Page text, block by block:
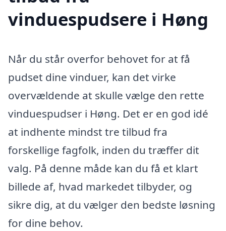
vinduespudsere i Høng
Når du står overfor behovet for at få
pudset dine vinduer, kan det virke
overvældende at skulle vælge den rette
vinduespudser i Høng. Det er en god idé
at indhente mindst tre tilbud fra
forskellige fagfolk, inden du træffer dit
valg. På denne måde kan du få et klart
billede af, hvad markedet tilbyder, og
sikre dig, at du vælger den bedste løsning
for dine behov.